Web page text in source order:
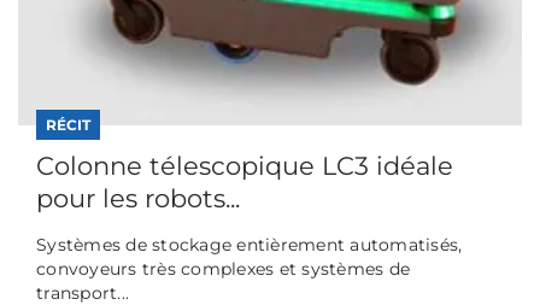
RÉCIT
Colonne télescopique LC3 idéale
pour les robots...
Systèmes de stockage entièrement automatisés,
convoyeurs très complexes et systèmes de
transport...